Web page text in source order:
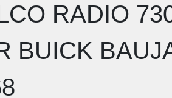
RADIO
BUICK